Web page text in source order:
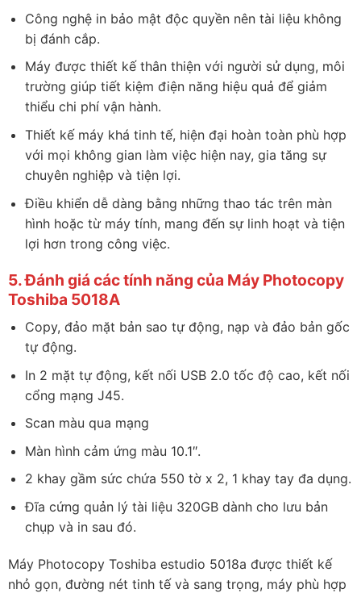
Công nghệ in bảo mật độc quyền nên tài liệu không
bị đánh cắp.
Máy được thiết kế thân thiện với người sử dụng, môi
trường giúp tiết kiệm điện năng hiệu quả để giảm
thiểu chi phí vận hành.
Thiết kế máy khá tinh tế, hiện đại hoàn toàn phù hợp
với mọi không gian làm việc hiện nay, gia tăng sự
chuyên nghiệp và tiện lợi.
Điều khiển dễ dàng bằng những thao tác trên màn
hình hoặc từ máy tính, mang đến sự linh hoạt và tiện
lợi hơn trong công việc.
5. Đánh giá các tính năng của Máy Photocopy
Toshiba 5018A
Copy, đảo mặt bản sao tự động, nạp và đảo bản gốc
tự động.
In 2 mặt tự động, kết nối USB 2.0 tốc độ cao, kết nối
cổng mạng J45.
Scan màu qua mạng
Màn hình cảm ứng màu 10.1″.
2 khay gầm sức chứa 550 tờ x 2, 1 khay tay đa dụng.
Đĩa cứng quản lý tài liệu 320GB dành cho lưu bản
chụp và in sau đó.
Máy Photocopy Toshiba estudio 5018a được thiết kế
nhỏ gọn, đường nét tinh tế và sang trọng, máy phù hợp